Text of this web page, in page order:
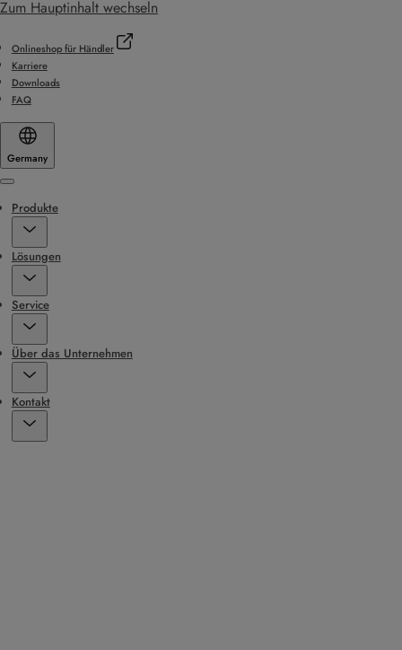
Zum Hauptinhalt wechseln
Onlineshop für Händler
Karriere
Downloads
FAQ
Germany
Menu
Produkte
Lösungen
Service
Über das Unternehmen
Kontakt